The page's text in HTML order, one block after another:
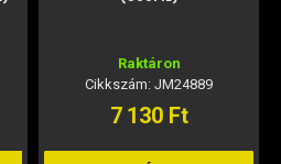
Raktáron
Cikkszám: JM24891
2 270 Ft